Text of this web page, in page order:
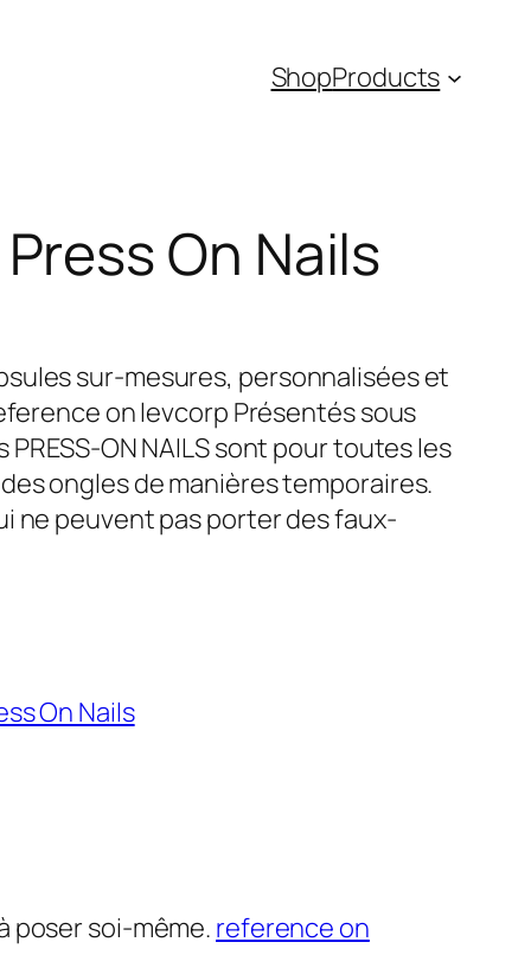
ShopProducts
On Nails
sur-mesures, personnalisées et
on levcorp Présentés sous
ON NAILS sont pour toutes les
ongles de manières temporaires.
ne peuvent pas porter des faux-
On Nails
poser soi-même. reference on